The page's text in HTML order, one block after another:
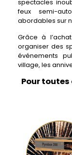
spectacles
feux semi-
abordables sur
Grâce à
organiser des
événements
village, les
Pour